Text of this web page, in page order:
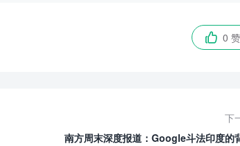
 0 赞
下
南方周末深度报道：Google斗法印度的